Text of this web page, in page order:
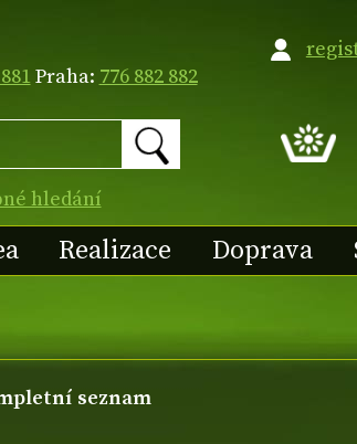
Praha: 776 882 882
hledání
Realizace Doprava
seznam